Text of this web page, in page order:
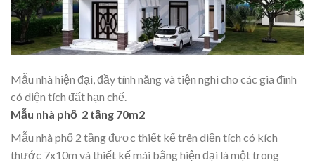
Mẫu nhà hiện đại, đầy tính năng và tiện nghi cho các gia đình
có diện tích đất hạn chế.
Mẫu nhà phố 2 tầng 70m2
Mẫu nhà phố 2 tầng được thiết kế trên diện tích có kích
thước 7x10m và thiết kế mái bằng hiện đại là một trong